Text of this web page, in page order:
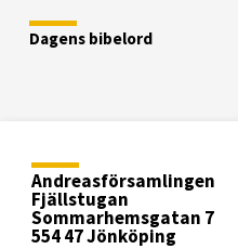
Dagens bibelord
Andreasförsamlingen
Fjällstugan
Sommarhemsgatan 7
554 47 Jönköping